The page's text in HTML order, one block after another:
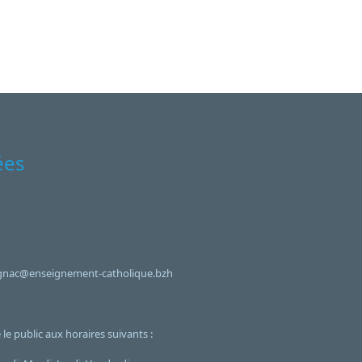
catholique.bzh
public aux horaires suivants :